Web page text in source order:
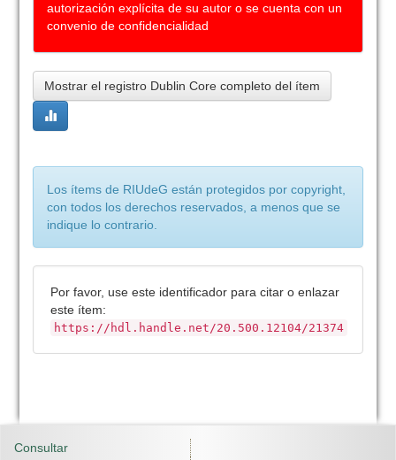
autorización explícita de su autor o se cuenta con un
convenio de confidencialidad
Mostrar el registro Dublin Core completo del ítem
Los ítems de RIUdeG están protegidos por copyright,
con todos los derechos reservados, a menos que se
indique lo contrario.
Por favor, use este identificador para citar o enlazar
este ítem:
https://hdl.handle.net/20.500.12104/21374
Consultar